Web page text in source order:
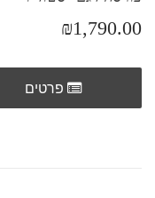
₪1,790.00
פרטים